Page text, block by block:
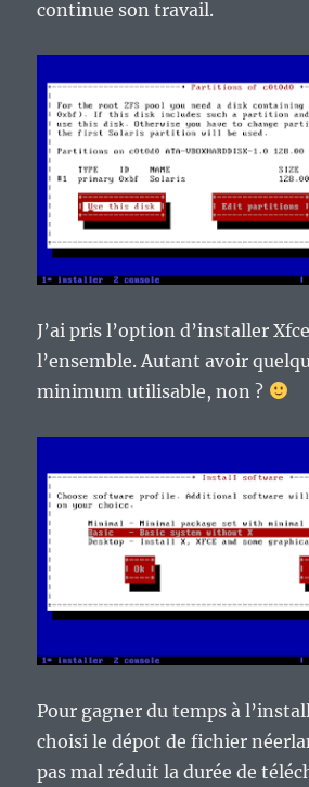
continue son travail.
J’ai pris l’option d’installer
l’ensemble. Autant avoir
minimum utilisable, non ?
Pour gagner du temps à
choisi le dépot de fichier
pas mal réduit la durée de